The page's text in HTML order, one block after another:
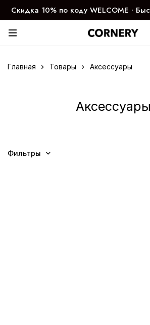
Скидка 10% по коду WELCOME ∙
дня
Главная Товары Аксессуары
Аксессуары
Фильтры